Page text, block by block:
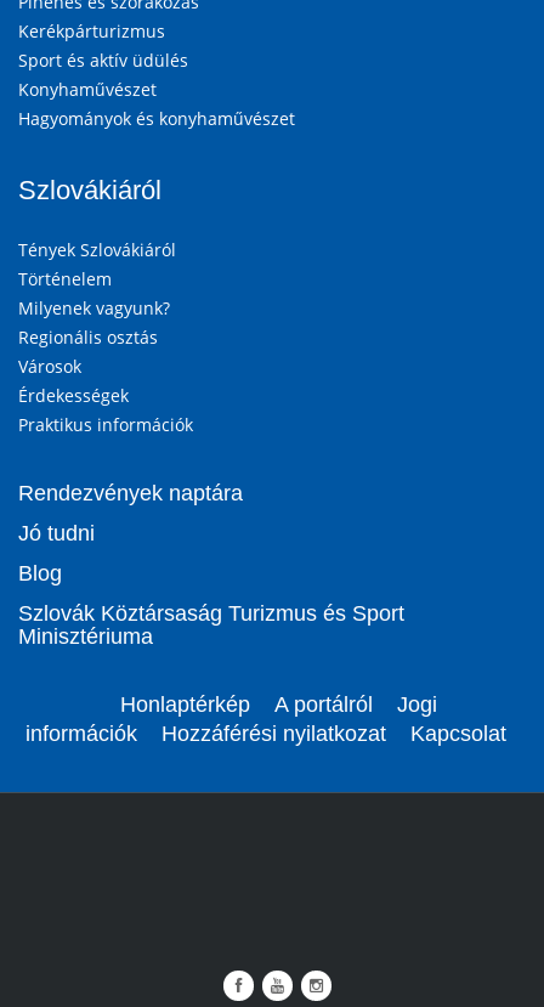
Kerékpárturizmus
Sport és aktív üdülés
Konyhaművészet
Hagyományok és konyhaművészet
Szlovákiáról
Tények Szlovákiáról
Történelem
Milyenek vagyunk?
Regionális osztás
Városok
Érdekességek
Praktikus információk
Rendezvények naptára
Jó tudni
Blog
Szlovák Köztársaság Turizmus és Sport
Minisztériuma
Honlaptérkép A portálról
Jogi
információk
Hozzáférési nyilatkozat Kapcsolat